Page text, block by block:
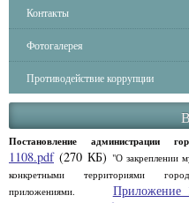
Контакты
Фотогалерея
Противодействие коррупции
Постановление администрации
1108.pdf(270 КБ) "О закреплении
конкретными территориями
приложениями.